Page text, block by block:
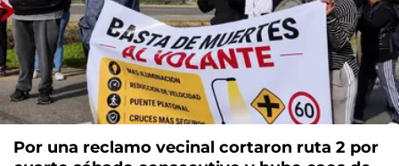
Por una reclamo vecinal cortaron ruta 2 por